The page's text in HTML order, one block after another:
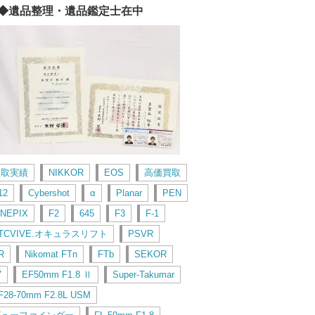
遺品整理・遺品鑑定士在中
実績 NIKKOR EOS
高価買取
Cybershot α Planar
PEN
F2 645 F3
F-1
オキュラスリフト
PSVR
Nikomat FTn FTb
SEKOR
EF50mm F1.8 Ⅱ
Super-Takumar
70mm F2.8L USM